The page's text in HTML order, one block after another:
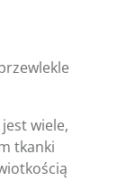
wiele,
tkanki